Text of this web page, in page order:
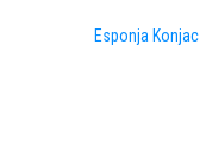
Esponja Konjac